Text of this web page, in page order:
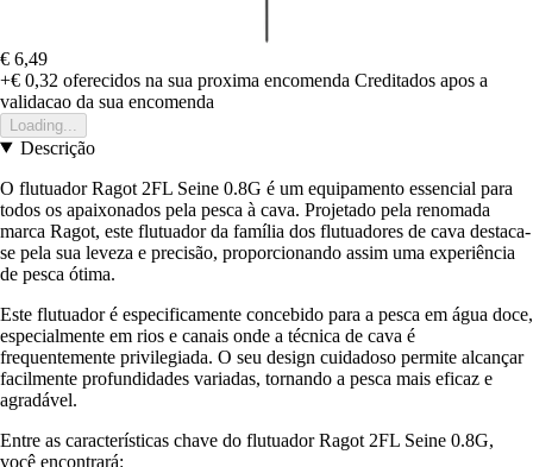
€ 6,49
+€ 0,32 oferecidos na sua proxima encomenda Creditados apos a
validacao da sua encomenda
Loading...
Descrição
O flutuador Ragot 2FL Seine 0.8G é um equipamento essencial para
todos os apaixonados pela pesca à cava. Projetado pela renomada
marca Ragot, este flutuador da família dos flutuadores de cava destaca-
se pela sua leveza e precisão, proporcionando assim uma experiência
de pesca ótima.
Este flutuador é especificamente concebido para a pesca em água doce,
especialmente em rios e canais onde a técnica de cava é
frequentemente privilegiada. O seu design cuidadoso permite alcançar
facilmente profundidades variadas, tornando a pesca mais eficaz e
agradável.
Entre as características chave do flutuador Ragot 2FL Seine 0.8G,
você encontrará: